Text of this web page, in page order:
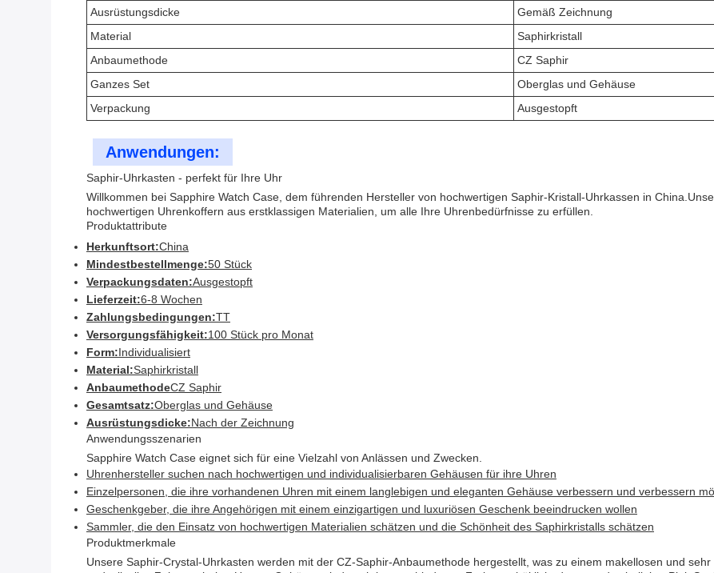
Ausrüstungsdicke
Gemäß Zeichnung
Material
Saphirkristall
Anbaumethode
CZ Saphir
Ganzes Set
Oberglas und Gehäuse
Verpackung
Ausgestopft
Anwendungen:
Saphir-Uhrkasten - perfekt für Ihre Uhr
Willkommen bei Sapphire Watch Case, dem führenden Hersteller von hochwertigen Saphir-Kristall-Uhrkassen in
hochwertigen Uhrenkoffern aus erstklassigen Materialien, um alle Ihre Uhrenbedürfnisse zu erfüllen.
Produktattribute
Herkunftsort:China
Mindestbestellmenge:50 Stück
Verpackungsdaten:Ausgestopft
Lieferzeit:6-8 Wochen
Zahlungsbedingungen:TT
Versorgungsfähigkeit:100 Stück pro Monat
Form:Individualisiert
Material:Saphirkristall
AnbaumethodeCZ Saphir
Gesamtsatz:Oberglas und Gehäuse
Ausrüstungsdicke:Nach der Zeichnung
Anwendungsszenarien
Sapphire Watch Case eignet sich für eine Vielzahl von Anlässen und Zwecken.
Uhrenhersteller suchen nach hochwertigen und individualisierbaren Gehäusen für ihre Uhren
Einzelpersonen, die ihre vorhandenen Uhren mit einem langlebigen und eleganten Gehäuse verbessern und verbessern
Geschenkgeber, die ihre Angehörigen mit einem einzigartigen und luxuriösen Geschenk beeindrucken wollen
Sammler, die den Einsatz von hochwertigen Materialien schätzen und die Schönheit des Saphirkristalls schätzen
Produktmerkmale
Unsere Saphir-Crystal-Uhrkasten werden mit der CZ-Saphir-Anbaumethode hergestellt, was zu einem makellosen und